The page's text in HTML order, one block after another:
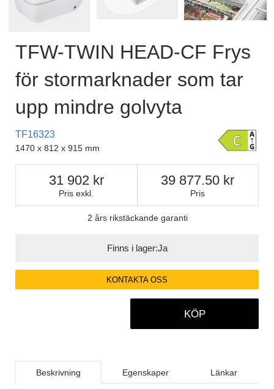
TFW-TWIN HEAD-CF Frys
för stormarknader som tar
upp mindre golvyta
TF16323
1470 x 812 x 915 mm
Pris exkl.
31 902
Pris
39 877.50
2 års rikstäckande garanti
Finns i lager:Ja
KONTAKTA OSS
KÖP
Beskrivning Egenskaper Länkar